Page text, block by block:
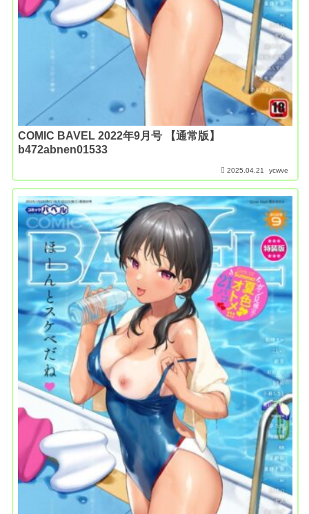
COMIC BAVEL 2022年9月号 【通常版】
b472abnen01533
2025.04.21 ycwve